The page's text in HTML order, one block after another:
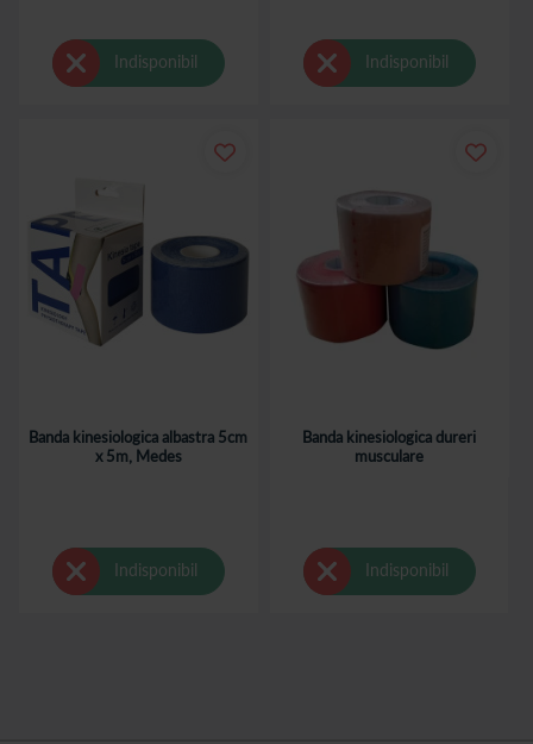
Indisponibil Indisponibil
Banda kinesiologica albastra 5cm
x 5m, Medes
Indisponibil
Banda kinesiologica dureri
musculare
Indisponibil